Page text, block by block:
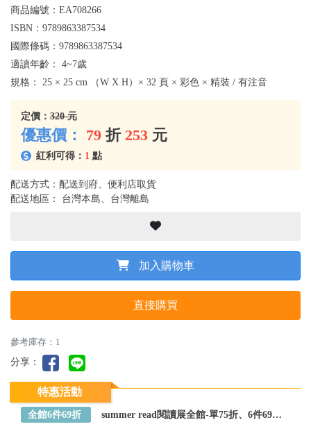
商品編號： EA708266
ISBN： 9789863387534
國際條碼： 9789863387534
適讀年齡： 4~7歲
規格： 25 × 25 cm （W X H）× 32 頁 × 彩色 × 精裝 / 有注音
定價： 320 元
優惠價： 79 折 253 元
紅利可得： 1 點
配送方式：配送到府、便利店取貨
配送地區： 台灣本島、台灣離島
加入購物車
直接購買
參考庫存：1
分享：
特惠活動
全館6件69折 summer read閱讀展全館-單75折、6件69折～全館任選